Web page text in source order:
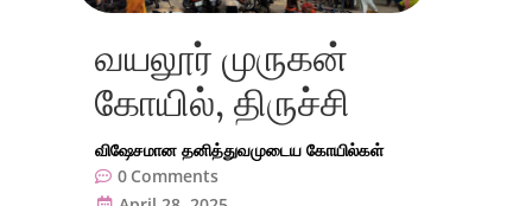
வயலூர் முருகன்
கோயில், திருச்சி
விஷேசமான தனித்துவமுடைய கோயில்கள்
0 Comments